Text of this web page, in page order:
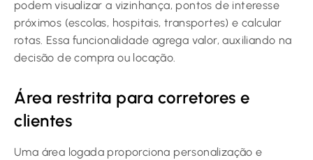
podem visualizar a vizinhança, pontos de interesse
próximos (escolas, hospitais, transportes) e calcular
rotas. Essa funcionalidade agrega valor, auxiliando na
decisão de compra ou locação.
Área restrita para corretores e
clientes
Uma área logada proporciona personalização e